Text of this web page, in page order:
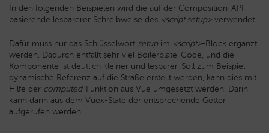
In den folgenden Beispielen wird die auf der Composition-API
basierende lesbarerer Schreibweise des <script setup> verwendet.
Dafür muss nur das Schlüsselwort setupim <script>-Block ergänzt
werden. Dadurch entfällt sehr viel Boilerplate-Code, und die
Komponente ist deutlich kleiner und lesbarer. Soll zum Beispiel
dynamische Referenz auf die Straße erstellt werden, kann dies mit
Hilfe der computed-Funktion aus Vue umgesetzt werden. Darin
kann dann aus dem Vuex-State der entsprechende Getter
aufgerufen werden.